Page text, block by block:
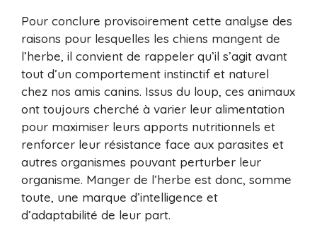
Pour conclure provisoirement cette analyse des
raisons pour lesquelles les chiens mangent de
l’herbe, il convient de rappeler qu’il s’agit avant
tout d’un comportement instinctif et naturel
chez nos amis canins. Issus du loup, ces animaux
ont toujours cherché à varier leur alimentation
pour maximiser leurs apports nutritionnels et
renforcer leur résistance face aux parasites et
autres organismes pouvant perturber leur
organisme. Manger de l’herbe est donc, somme
toute, une marque d’intelligence et
d’adaptabilité de leur part.